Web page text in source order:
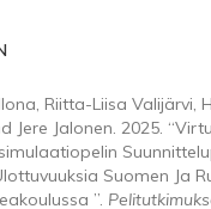
Riitta-Liisa Valijärvi,
Jere Jalonen. 2025.
Suomen Ja
”.